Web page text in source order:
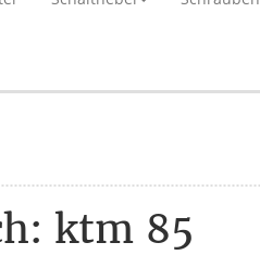
ktm 85